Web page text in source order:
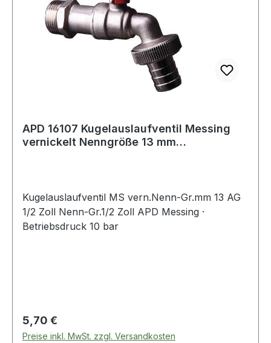
APD 16107 Kugelauslaufventil Messing
vernickelt Nenngröße 13 mm
Kugelauslaufventil MS vern.Nenn-Gr.mm 13 AG
1/2 Zoll Nenn-Gr.1/2 Zoll APD Messing ·
Betriebsdruck 10 bar
Regulärer Preis:
5,70 €
Preise inkl. MwSt. zzgl. Versandkosten